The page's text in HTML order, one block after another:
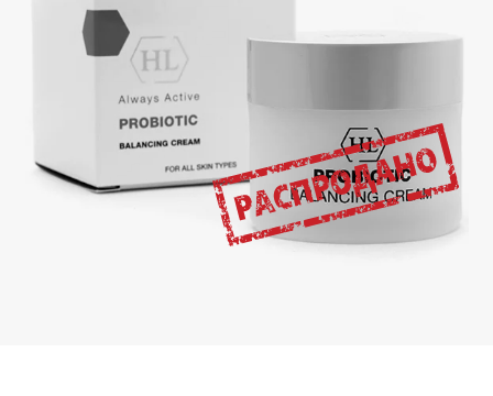
раздражению
Восстановление липидного барьера кожи
Повышение устойчивости к различным
стрессорным факторам
Питание и увлажнение кожи
Уменьшение глубины морщин
Активные ингредиенты
Метаболиты (продукты жизнедеятельности)